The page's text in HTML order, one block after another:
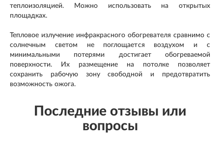
теплоизоляцией. Можно использовать на открытых
площадках.
Тепловое излучение инфракрасного обогревателя сравнимо с
солнечным светом не поглощается воздухом и с
минимальными потерями достигает обогреваемой
поверхности. Их размещение на потолке позволяет
сохранить рабочую зону свободной и предотвратить
возможность ожога.
Последние отзывы или
вопросы